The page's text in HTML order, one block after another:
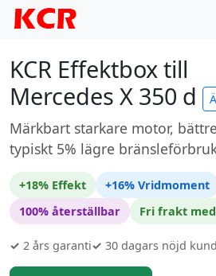
KCR Effektbox till
Mercedes X 350 d
Märkbart starkare motor,
typiskt 5% lägre
+18% Effekt +16% Vridmoment
100% återställbar
Fri frakt
✓ 2 års garanti✓ 30 dagars nöjd kund